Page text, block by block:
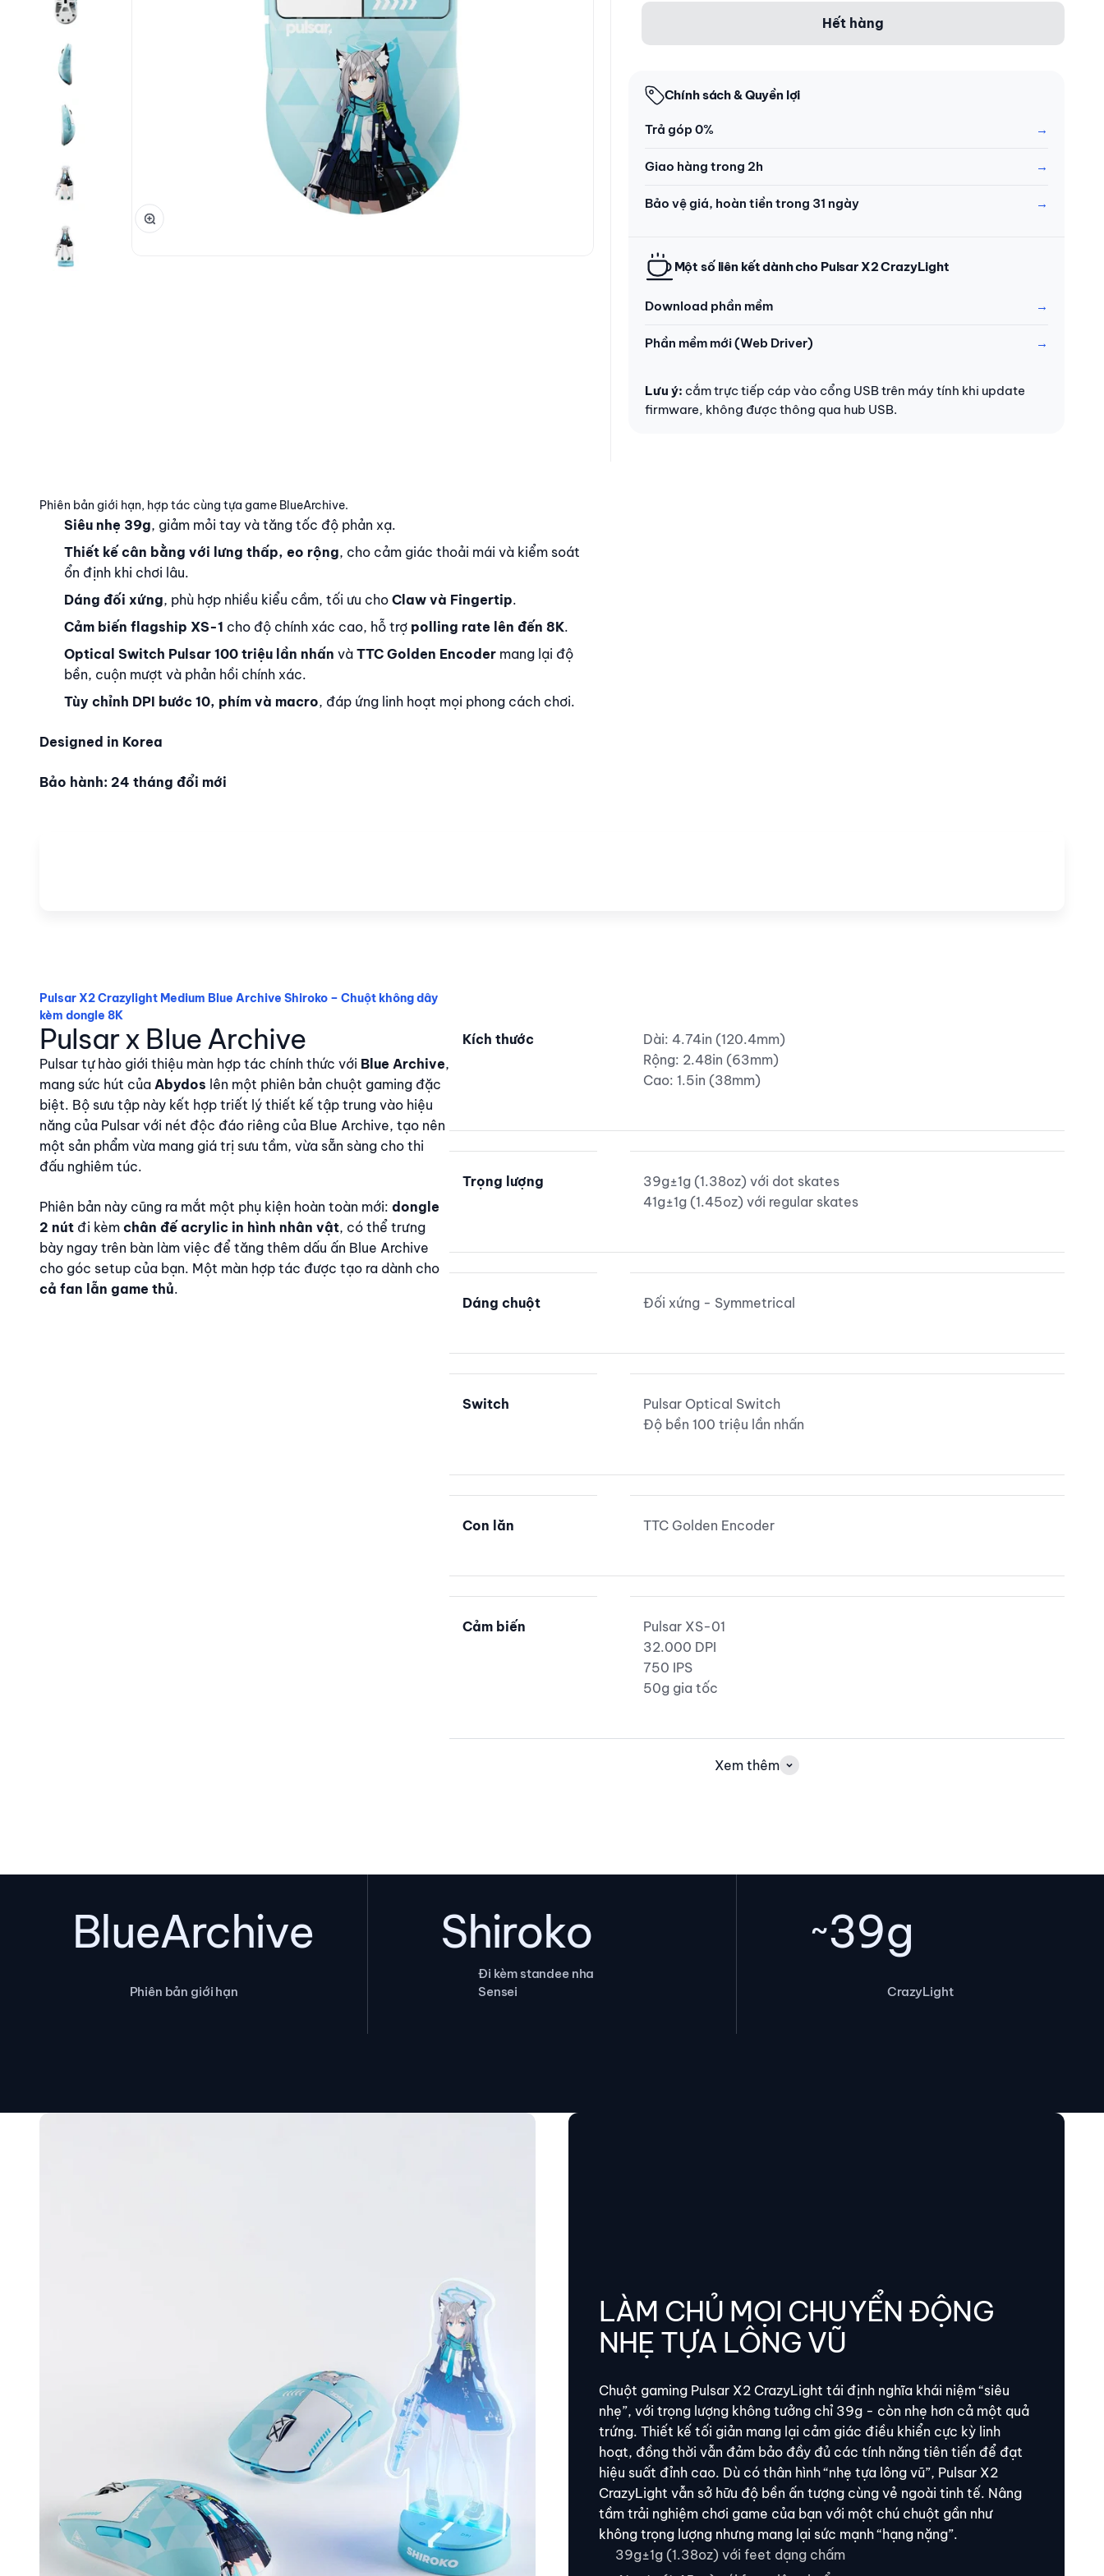
Phóng đại
Hết hàng
Chính sách & Quyền lợi
Trả góp 0%
Giao hàng trong 2h
Bảo vệ giá, hoàn tiền trong 31 ngày
Một số liên kết dành cho Pulsar X2 CrazyLight
Download phần mềm
Phần mềm mới (Web Driver)
Lưu ý: cắm trực tiếp cáp vào cổng USB trên máy tính khi update
firmware, không được thông qua hub USB.
Nội dung
Phiên bản giới hạn, hợp tác cùng tựa game BlueArchive.
Siêu nhẹ 39g, giảm mỏi tay và tăng tốc độ phản xạ.
Thiết kế cân bằng với lưng thấp, eo rộng, cho cảm giác thoải mái và kiểm soát
ổn định khi chơi lâu.
Dáng đối xứng, phù hợp nhiều kiểu cầm, tối ưu cho Claw và Fingertip.
Cảm biến flagship XS-1 cho độ chính xác cao, hỗ trợ polling rate lên đến 8K.
Optical Switch Pulsar 100 triệu lần nhấn và TTC Golden Encoder mang lại độ
bền, cuộn mượt và phản hồi chính xác.
Tùy chỉnh DPI bước 10, phím và macro, đáp ứng linh hoạt mọi phong cách chơi.
Designed in Korea
Bảo hành: 24 tháng đổi mới
Pulsar X2 Crazylight Medium Blue Archive Shiroko – Chuột không dây
kèm dongle 8K
Pulsar x Blue Archive
Pulsar tự hào giới thiệu màn hợp tác chính thức với Blue Archive,
mang sức hút của Abydos lên một phiên bản chuột gaming đặc
biệt. Bộ sưu tập này kết hợp triết lý thiết kế tập trung vào hiệu
năng của Pulsar với nét độc đáo riêng của Blue Archive, tạo nên
một sản phẩm vừa mang giá trị sưu tầm, vừa sẵn sàng cho thi
đấu nghiêm túc.
Phiên bản này cũng ra mắt một phụ kiện hoàn toàn mới: dongle
2 nút đi kèm chân đế acrylic in hình nhân vật, có thể trưng
bày ngay trên bàn làm việc để tăng thêm dấu ấn Blue Archive
cho góc setup của bạn. Một màn hợp tác được tạo ra dành cho
cả fan lẫn game thủ.
Kích thước
Dài: 4.74in (120.4mm)
Rộng: 2.48in (63mm)
Cao: 1.5in (38mm)
Trọng lượng
39g±1g (1.38oz) với dot skates
41g±1g (1.45oz) với regular skates
Dáng chuột Đối xứng - Symmetrical
Switch
Pulsar Optical Switch
Độ bền 100 triệu lần nhấn
Con lăn TTC Golden Encoder
Cảm biến
Pulsar XS-01
32.000 DPI
750 IPS
50g gia tốc
Xem thêm
BlueArchive
Phiên bản giới hạn
Shiroko
Đi kèm standee nha
Sensei
~39g
CrazyLight
LÀM CHỦ MỌI CHUYỂN ĐỘNG
NHẸ TỰA LÔNG VŨ
Chuột gaming Pulsar X2 CrazyLight tái định nghĩa khái niệm “siêu
nhẹ”, với trọng lượng không tưởng chỉ 39g - còn nhẹ hơn cả một quả
trứng. Thiết kế tối giản mang lại cảm giác điều khiển cực kỳ linh
hoạt, đồng thời vẫn đảm bảo đầy đủ các tính năng tiên tiến để đạt
hiệu suất đỉnh cao. Dù có thân hình “nhẹ tựa lông vũ”, Pulsar X2
CrazyLight vẫn sở hữu độ bền ấn tượng cùng vẻ ngoài tinh tế. Nâng
tầm trải nghiệm chơi game của bạn với một chú chuột gần như
không trọng lượng nhưng mang lại sức mạnh “hạng nặng”.
39g±1g (1.38oz) với feet dạng chấm